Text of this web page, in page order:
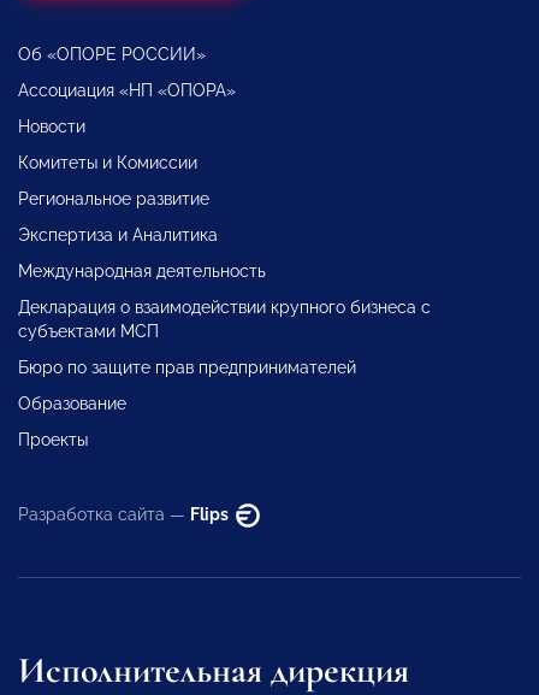
Об «ОПОРЕ РОССИИ»
Ассоциация «НП «ОПОРА»
Новости
Комитеты и Комиссии
Региональное развитие
Экспертиза и Аналитика
Международная деятельность
Декларация о взаимодействии крупного бизнеса с
субъектами МСП
Бюро по защите прав предпринимателей
Образование
Проекты
Разработка сайта — Flips
Исполнительная дирекция